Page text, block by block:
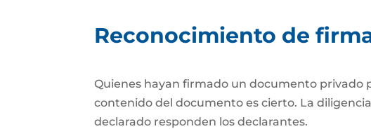
Reconocimiento de
Quienes hayan firmado un documento privado
contenido del documento es cierto. La
declarado responden los declarantes.